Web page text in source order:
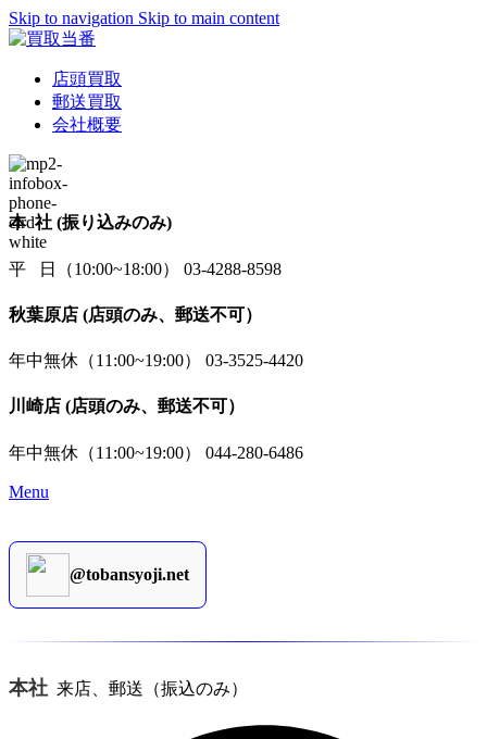
Skip to navigation Skip to main content
店頭買取
郵送買取
会社概要
本 社 (振り込みのみ)
平 日（10:00~18:00） 03-4288-8598
秋葉原店 (店頭のみ、郵送不可）
年中無休（11:00~19:00） 03-3525-4420
川崎店 (店頭のみ、郵送不可）
年中無休（11:00~19:00） 044-280-6486
Menu
@tobansyoji.net
本社 来店、郵送（振込のみ）